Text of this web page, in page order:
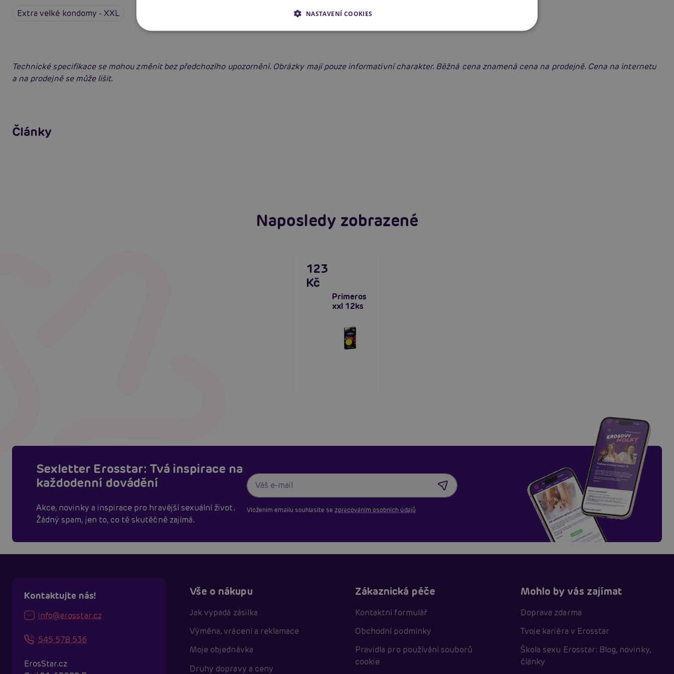
Extra velké kondomy - XXL
Technické specifikace se mohou změnit bez předchozího upozornění. Obrázky mají pouze informativní charakter. Běžná cena znamená cena na prodejně. Cena na internetu
a na prodejně se může lišit.
Články
Jak na zlepšení a podporu erekce
Naposledy zobrazené
Primeros
xxl 12ks
123
Kč
Sexletter Erosstar: Tvá inspirace na
každodenní dovádění
Akce, novinky a inspirace pro hravější sexuální život.
Žádný spam, jen to, co tě skutěčně zajímá.
Vložením emailu souhlasíte se zpracováním osobních údajů
Kontaktujte nás!
info@erosstar.cz
545 578 536
ErosStar.cz
Vše o nákupu
Jak vypadá zásilka
Výměna, vrácení a reklamace
Moje objednávka
Druhy dopravy a ceny
Zákaznická péče
Kontaktní formulář
Obchodní podmínky
Pravidla pro používání souborů
cookie
Mohlo by vás zajímat
Doprava zdarma
Tvoje kariéra v Erosstar
Škola sexu Erosstar: Blog, novinky,
články
NASTAVENÍ COOKIES